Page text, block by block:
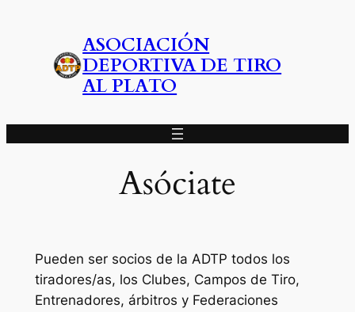
contenido
ASOCIACIÓN
DEPORTIVA DE TIRO
AL PLATO
Asóciate
Pueden ser socios de la ADTP todos los
tiradores/as, los Clubes, Campos de Tiro,
Entrenadores, árbitros y Federaciones